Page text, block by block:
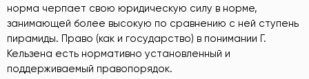
норма черпает свою юридическую силу в норме,
занимающей более высокую по сравнению с ней ступень
пирамиды. Право (как и государство) в понимании Г.
Кельзена есть нормативно установленный и
поддерживаемый правопорядок.